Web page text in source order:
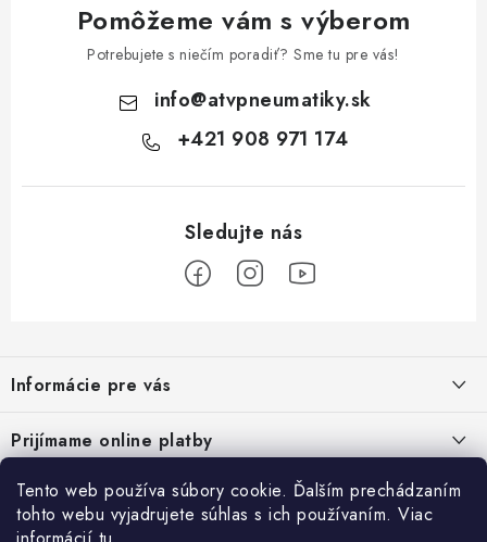
Tento web používa súbory cookie. Ďalším prechádzaním
tohto webu vyjadrujete súhlas s ich používaním. Viac
Pomôžeme vám s výberom
Potrebujete s niečím poradiť? Sme tu pre vás!
info@atvpneumatiky.sk
+421 908 971 174
p
ä
t
Informácie pre vás
Reklamačný poriadok - formulár
Prijímame online platby
Prihlásenie
E-mail